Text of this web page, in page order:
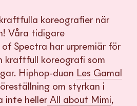
koreografier när
Våra tidigare
Spectra har urpremiär för
kraftfull koreografi som
Hiphop-duon Les Gamal
om styrkan i
inte heller All about Mimi,